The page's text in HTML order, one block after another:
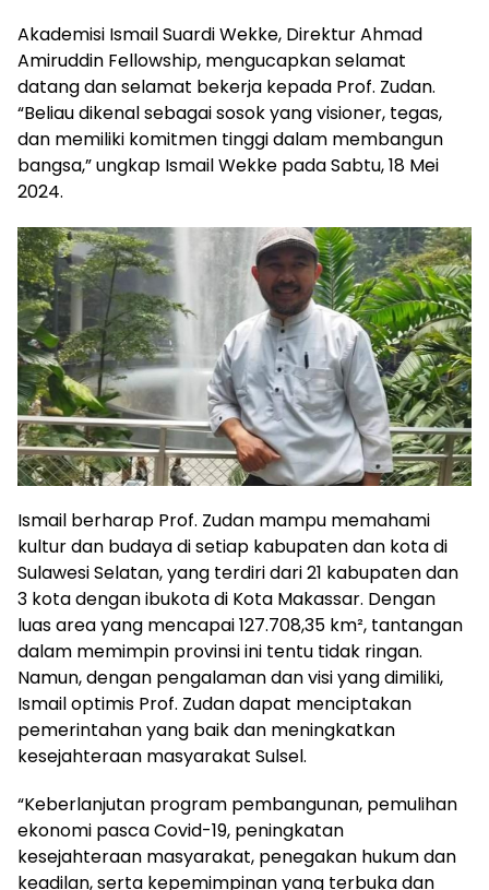
Akademisi Ismail Suardi Wekke, Direktur Ahmad
Amiruddin Fellowship, mengucapkan selamat
datang dan selamat bekerja kepada Prof. Zudan.
“Beliau dikenal sebagai sosok yang visioner, tegas,
dan memiliki komitmen tinggi dalam membangun
bangsa,” ungkap Ismail Wekke pada Sabtu, 18 Mei
2024.
Ismail berharap Prof. Zudan mampu memahami
kultur dan budaya di setiap kabupaten dan kota di
Sulawesi Selatan, yang terdiri dari 21 kabupaten dan
3 kota dengan ibukota di Kota Makassar. Dengan
luas area yang mencapai 127.708,35 km², tantangan
dalam memimpin provinsi ini tentu tidak ringan.
Namun, dengan pengalaman dan visi yang dimiliki,
Ismail optimis Prof. Zudan dapat menciptakan
pemerintahan yang baik dan meningkatkan
kesejahteraan masyarakat Sulsel.
“Keberlanjutan program pembangunan, pemulihan
ekonomi pasca Covid-19, peningkatan
kesejahteraan masyarakat, penegakan hukum dan
keadilan, serta kepemimpinan yang terbuka dan